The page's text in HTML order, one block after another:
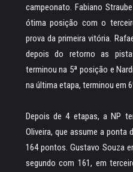
campeonato. Fabiano
ótima posição com o
prova da primeira vitória.
depois do retorno as
terminou na 5ª posição e
na última etapa, terminou em
Depois de 4 etapas, a NP
Oliveira, que assume a ponta
164 pontos. Gustavo Souza
segundo com 161, em